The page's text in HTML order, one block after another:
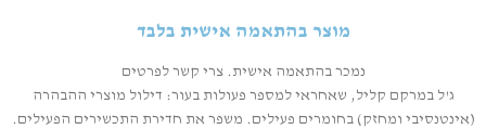
מוצר בהתאמה אישית בלבד
נמכר בהתאמה אישית. צרי קשר לפרטים
ג'ל במרקם קליל, שאחראי למספר פעולות בעור: דילול מוצרי ההבהרה
(אינטנסיבי ומחזק) בחומרים פעילים. משפר את חדירת התכשירים הפעילים.